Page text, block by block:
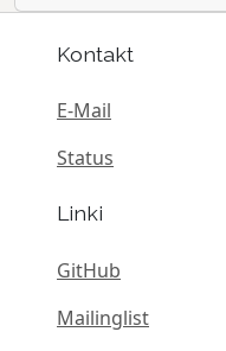
Kontakt
E-Mail
Status
Linki
GitHub
Mailinglist